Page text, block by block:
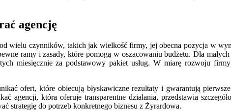
agencję
wielu czynników, takich jak wielkość firmy, jej obecna pozycja w
ramy i zasady, które pomogą w oszacowaniu budżetu. Dla
miesięcznie za podstawowy pakiet usług. W miarę rozwoju
ofert, które obiecują błyskawiczne rezultaty i gwarantują
agencji, która oferuje transparentne działania, przedstawia
strategię do potrzeb konkretnego biznesu z Żyrardowa.